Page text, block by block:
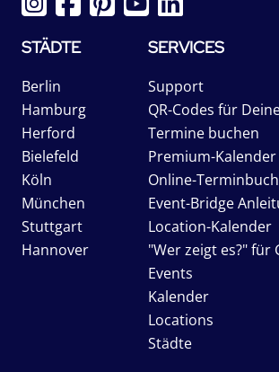
STÄDTE
Berlin
Hamburg
Herford
Bielefeld
Köln
München
Stuttgart
Hannover
SERVICES
Support
QR-Codes für
Termine buchen
Premium-Kalender
Online-
Event-Bridge
Location-Kalender
"Wer zeigt es?" für
Events
Kalender
Locations
Städte